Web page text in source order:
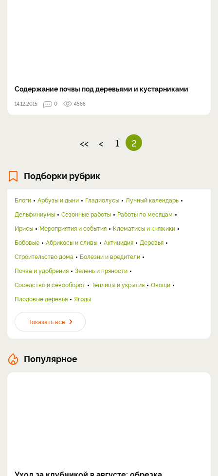
Содержание почвы под деревьями и кустарниками
14.12.2015 0 4588
<< < 1 2
Подборки рубрик
Блоги Арбузы и дыни Гладиолусы
Лунный календарь
Дельфиниумы
Сезонные работы
Работы по месяцам
Ирисы
Мероприятия и события
Клематисы и княжики
Бобовые
Абрикосы и сливы Актинидия
Деревья
Строительство дома
Болезни и вредители
Почва и удобрения
Зелень и пряности
Соседство и севооборот
Теплицы и укрытия
Овощи
Плодовые деревья
Ягоды
Показать все
Популярное